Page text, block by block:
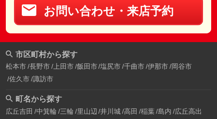
お問い合わせ・来店予約
市区町村から探す
松本市 長野市 上田市 飯田市 塩尻市 千曲市 伊那市 岡谷市
佐久市 諏訪市
町名から探す
広丘吉田 中箕輪 三輪 里山辺 井川城 高田 稲葉 島内 広丘高出